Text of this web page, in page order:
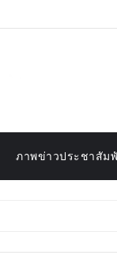
ภาพข่าวประชาสัม